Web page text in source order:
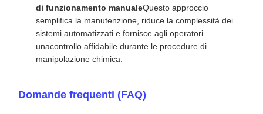
di funzionamento manualeQuesto approccio
semplifica la manutenzione, riduce la complessità dei
sistemi automatizzati e fornisce agli operatori
unacontrollo affidabile durante le procedure di
manipolazione chimica.
Domande frequenti (FAQ)